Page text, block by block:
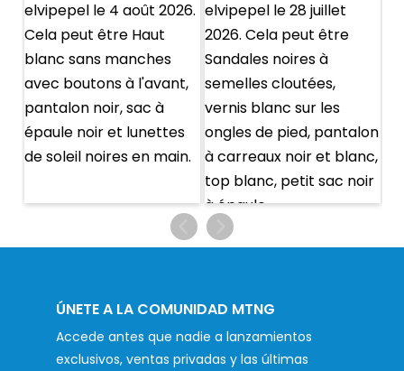
ÚNETE A LA COMUNIDAD MTNG
Accede antes que nadie a lanzamientos
exclusivos, ventas privadas y las últimas